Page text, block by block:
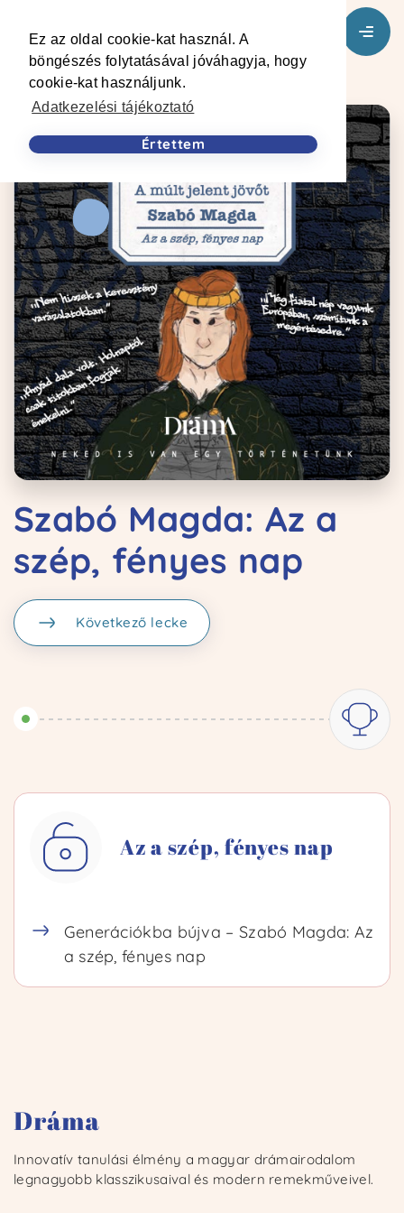
Ez az oldal cookie-kat használ. A
böngészés folytatásával jóváhagyja, hogy
cookie-kat használjunk.
Adatkezelési tájékoztató
Értettem
Kezdőoldal
Ismertető
Bejelentkezem
Szabó Magda: Az a
szép, fényes nap
Következő lecke
Az a szép, fényes nap
Generációkba bújva – Szabó Magda: Az
a szép, fényes nap
Innovatív tanulási élmény a magyar drámairodalom
legnagyobb klasszikusaival és modern remekműveivel.